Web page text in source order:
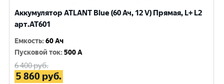
Аккумулятор ATLANT Blue (60 Ач, 12 V) Прямая, L+ L2
арт.AT601
Емкость:60 Ач
Пусковой ток:500 A
6 400руб.
5 860 руб.